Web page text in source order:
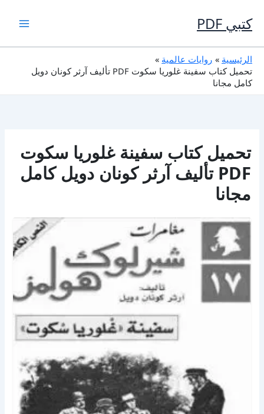
إلى
المحتوى
كتبي PDF
الرئيسية
روايات عالمية
تحميل كتاب سفينة غلوريا سكوت PDF تأليف آرثر كونان دويل
كامل مجانا
تحميل كتاب سفينة غلوريا سكوت
PDF تأليف آرثر كونان دويل كامل
مجانا